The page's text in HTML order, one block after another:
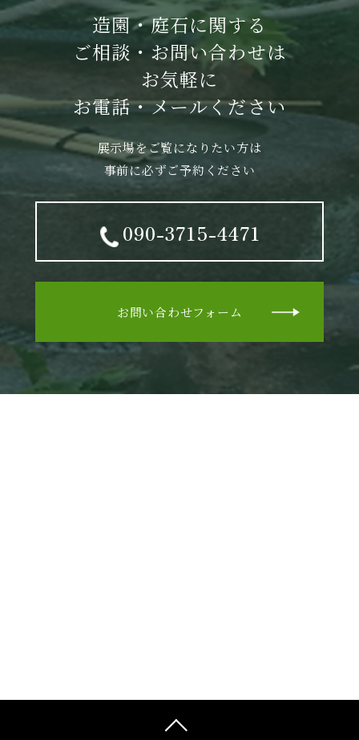
造園・庭石に関する
ご相談・お問い合わせは
お気軽に
お電話・メールください
展示場をご覧になりたい方は
事前に必ずご予約ください
090-3715-4471
お問い合わせフォーム